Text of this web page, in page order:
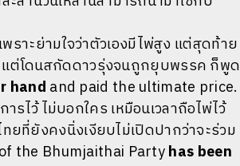
ราะย่ามใจว่าตัวเองมีไพ่สูง แต่สุดท้าย
ต่โดนสกัดดาวรุ่งจนถูกยุบพรรค ก็พูด
hand and paid the ultimate price.
ไว้ ไม่บอกใคร เหมือนเวลาถือไพ่ไว้
ยที่ยังคงนิ่งเงียบไม่เปิดปากว่าจะร่วม
the Bhumjaithai Partyhas been